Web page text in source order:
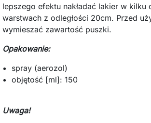
lepszego efektu nakładać lakier w kilku
warstwach z odległości 20cm. Przed
wymieszać zawartość puszki.
Opakowanie:
spray (aerozol)
objętość [ml]: 150
Uwaga!